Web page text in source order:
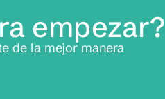
empezar?
de la mejor manera